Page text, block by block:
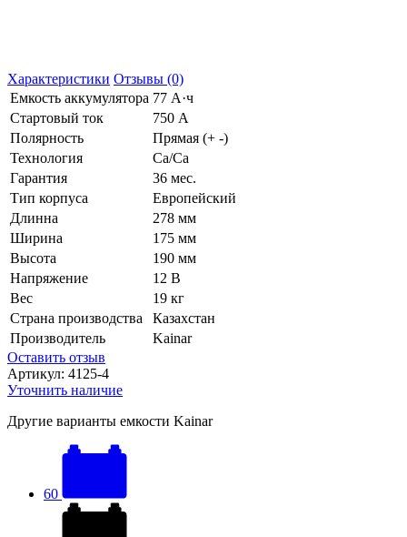
Характеристики Отзывы (0)
Емкость аккумулятора 77 А·ч
Стартовый ток
750 А
Полярность
Прямая (+ -)
Технология
Ca/Ca
Гарантия
36 мес.
Тип корпуса
Европейский
Длинна
278 мм
Ширина
175 мм
Высота
190 мм
Напряжение
12 В
Вес
19 кг
Страна производства
Казахстан
Производитель
Kainar
Оставить отзыв
Артикул: 4125-4
Уточнить наличие
Другие варианты емкости Kainar
60